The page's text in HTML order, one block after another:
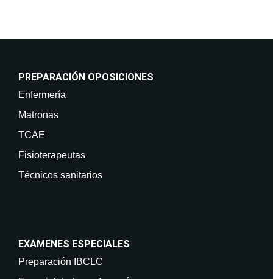
PREPARACIÓN OPOSICIONES
Enfermería
Matronas
TCAE
Fisioterapeutas
Técnicos sanitarios
EXAMENES ESPECIALES
Preparación IBCLC